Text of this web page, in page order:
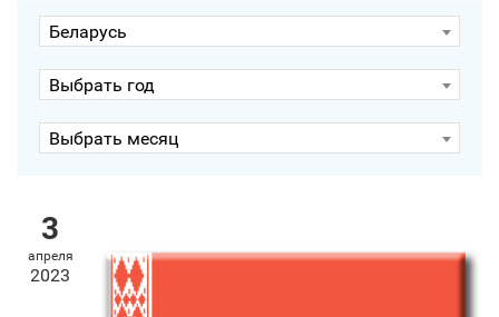
Беларусь
Выбрать год
Выбрать месяц
3
апреля
2023